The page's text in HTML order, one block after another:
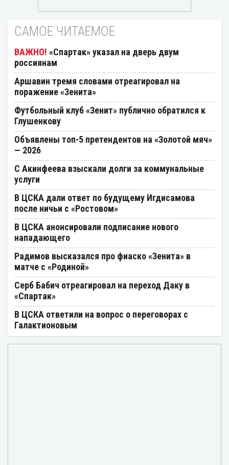
САМОЕ ЧИТАЕМОЕ
«Спартак» указал на дверь двум
россиянам
Аршавин тремя словами отреагировал на
поражение «Зенита»
Футбольный клуб «Зенит» публично обратился к
Глушенкову
Объявлены топ-5 претендентов на «Золотой мяч»
— 2026
С Акинфеева взыскали долги за коммунальные
услуги
В ЦСКА дали ответ по будущему Игдисамова
после ничьи с «Ростовом»
В ЦСКА анонсировали подписание нового
нападающего
Радимов высказался про фиаско «Зенита» в
матче с «Родиной»
Серб Бабич отреагировал на переход Даку в
«Спартак»
В ЦСКА ответили на вопрос о переговорах с
Галактионовым